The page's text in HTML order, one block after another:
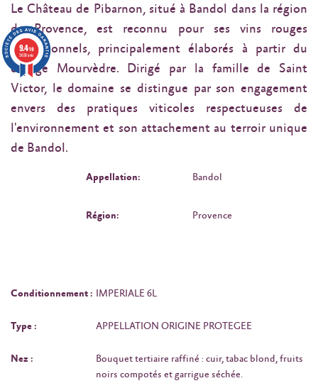
Le Château de Pibarnon, situé à Bandol dans la région
de Provence, est reconnu pour ses vins rouges
exceptionnels, principalement élaborés à partir du
cépage Mourvèdre. Dirigé par la famille de Saint
Victor, le domaine se distingue par son engagement
envers des pratiques viticoles respectueuses de
l'environnement et son attachement au terroir unique
de Bandol.
Appellation: Bandol
Région: Provence
Conditionnement : IMPERIALE 6L
Type : APPELLATION ORIGINE PROTEGEE
Nez :
Bouquet tertiaire raffiné : cuir, tabac blond, fruits
noirs compotés et garrigue séchée.
9.4/10
3638 avis